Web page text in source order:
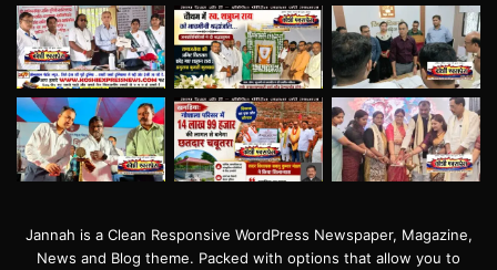
Jannah is a Clean Responsive WordPress Newspaper, Magazine,
News and Blog theme. Packed with options that allow you to